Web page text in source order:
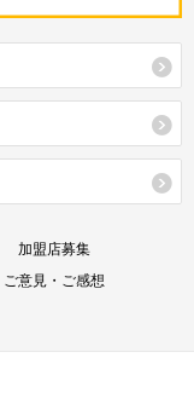
加盟店募集
ご意見・ご感想